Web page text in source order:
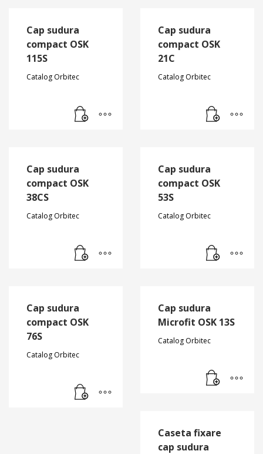
Cap sudura
compact OSK
115S
Catalog Orbitec
Cap sudura
compact OSK
21C
Catalog Orbitec
Cap sudura
compact OSK
38CS
Catalog Orbitec
Cap sudura
compact OSK
53S
Catalog Orbitec
Cap sudura
compact OSK
76S
Catalog Orbitec
Cap sudura
Microfit OSK 13S
Catalog Orbitec
Caseta fixare
cap sudura